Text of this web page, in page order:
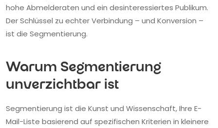
hohe Abmelderaten und ein desinteressiertes Publikum.
Der Schlüssel zu echter Verbindung – und Konversion –
ist die Segmentierung.
Warum Segmentierung
unverzichtbar ist
Segmentierung ist die Kunst und Wissenschaft, Ihre E-
Mail-Liste basierend auf spezifischen Kriterien in kleinere